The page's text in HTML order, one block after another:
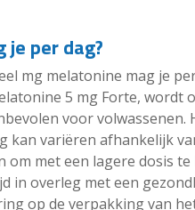
je per dag?
mg melatonine mag je
5 mg Forte, wordt
voor
kan variëren afhankelijk
om met een lagere dosis
in overleg met een
op de verpakking van